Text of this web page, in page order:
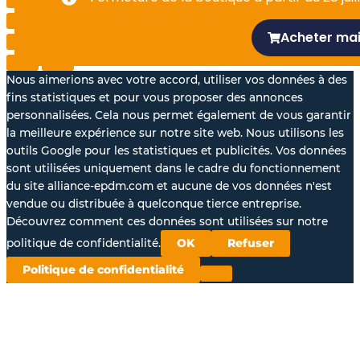
Acheter
Nous aimerions avec votre accord, utiliser vos données à des
fins statistiques et pour vous proposer des annonces
personnalisées. Cela nous permet également de vous garantir
la meilleure expérience sur notre site web. Nous utilisons les
outils Google pour les statistiques et publicités. Vos données
sont utilisées uniquement dans le cadre du fonctionnement
du site alliance-epdm.com et aucune de vos données n'est
vendue ou distribuée à quelconque tierce entreprise.
Découvrez comment ces données sont utilisées sur notre
politique de confidentialité.
OK Refuser
Politique de confidentialité